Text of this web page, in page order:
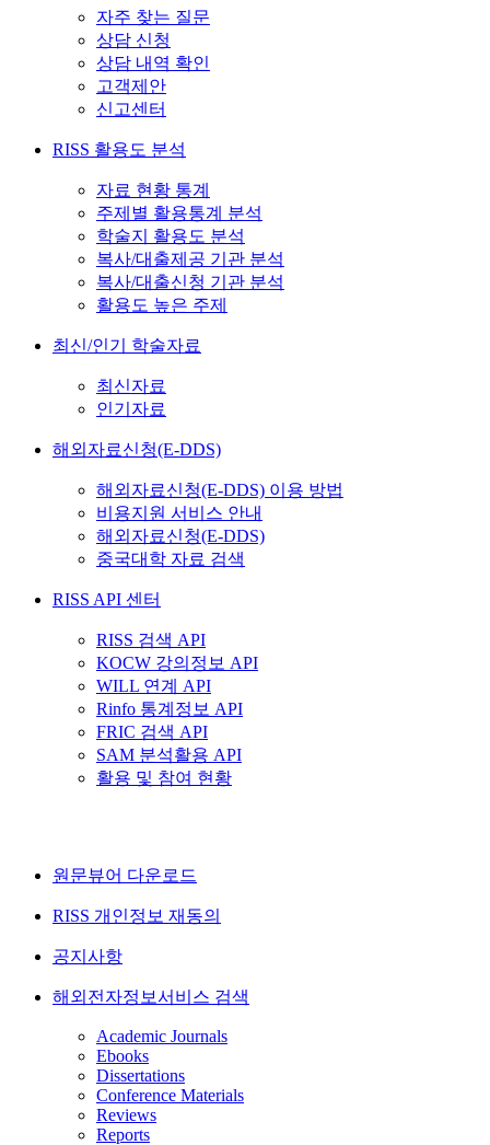
자주 찾는 질문
상담 신청
상담 내역 확인
고객제안
신고센터
RISS 활용도 분석
자료 현황 통계
주제별 활용통계 분석
학술지 활용도 분석
복사/대출제공 기관 분석
복사/대출신청 기관 분석
활용도 높은 주제
최신/인기 학술자료
최신자료
인기자료
해외자료신청(E-DDS)
해외자료신청(E-DDS) 이용 방법
비용지원 서비스 안내
해외자료신청(E-DDS)
중국대학 자료 검색
RISS API 센터
RISS 검색 API
KOCW 강의정보 API
WILL 연계 API
Rinfo 통계정보 API
FRIC 검색 API
SAM 분석활용 API
활용 및 참여 현황
원문뷰어 다운로드
RISS 개인정보 재동의
공지사항
해외전자정보서비스 검색
Academic Journals
Ebooks
Dissertations
Conference Materials
Reviews
Reports